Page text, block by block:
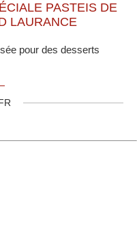
PASTEIS DE
LAURANCE
pour des desserts